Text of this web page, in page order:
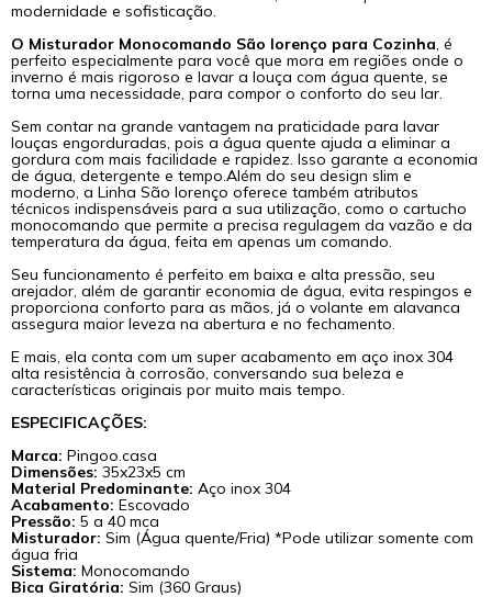
modernidade e sofisticação.
O Misturador Monocomando São lorenço para Cozinha, é
perfeito especialmente para você que mora em regiões onde o
inverno é mais rigoroso e lavar a louça com água quente, se
torna uma necessidade, para compor o conforto do seu lar.
Sem contar na grande vantagem na praticidade para lavar
louças engorduradas, pois a água quente ajuda a eliminar a
gordura com mais facilidade e rapidez. Isso garante a economia
de água, detergente e tempo.Além do seu design slim e
moderno, a Linha São lorenço oferece também atributos
técnicos indispensáveis para a sua utilização, como o cartucho
monocomando que permite a precisa regulagem da vazão e da
temperatura da água, feita em apenas um comando.
Seu funcionamento é perfeito em baixa e alta pressão, seu
arejador, além de garantir economia de água, evita respingos e
proporciona conforto para as mãos, já o volante em alavanca
assegura maior leveza na abertura e no fechamento.
E mais, ela conta com um super acabamento em aço inox 304
alta resistência à corrosão, conversando sua beleza e
características originais por muito mais tempo.
ESPECIFICAÇÕES:
Marca: Pingoo.casa
Dimensões: 35x23x5 cm
Material Predominante: Aço inox 304
Acabamento:Escovado
Pressão: 5 a 40 mca
Misturador: Sim (Água quente/Fria) *Pode utilizar somente com
água fria
Sistema: Monocomando
Bica Giratória:Sim (360 Graus)